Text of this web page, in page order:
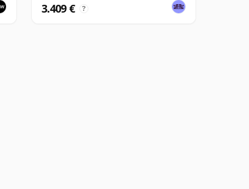
3.409 € ?